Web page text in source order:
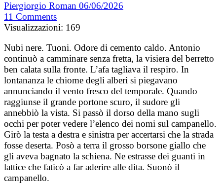
Piergiorgio Roman 06/06/2026
11 Comments
Visualizzazioni: 169
Nubi nere. Tuoni. Odore di cemento caldo. Antonio
continuò a camminare senza fretta, la visiera del berretto
ben calata sulla fronte. L’afa tagliava il respiro. In
lontananza le chiome degli alberi si piegavano
annunciando il vento fresco del temporale. Quando
raggiunse il grande portone scuro, il sudore gli
annebbiò la vista. Si passò il dorso della mano sugli
occhi per poter vedere l’elenco dei nomi sul campanello.
Girò la testa a destra e sinistra per accertarsi che la strada
fosse deserta. Posò a terra il grosso borsone giallo che
gli aveva bagnato la schiena. Ne estrasse dei guanti in
lattice che faticò a far aderire alle dita. Suonò il
campanello.